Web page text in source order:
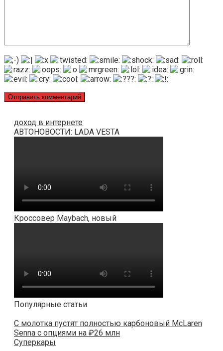
доход в интернете
АВТОНОВОСТИ: LADA VESTA
Кроссовер Maybach, новый
Популярные статьи
С молотка пустят полностью карбоновый McLaren
Senna с опциями на ₽26 млн
Суперкары